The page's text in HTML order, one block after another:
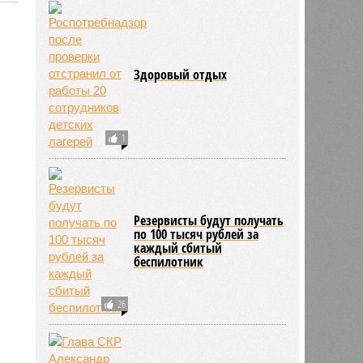
1
Здоровый отдых
26
Резервисты будут получать
по 100 тысяч рублей за
каждый сбитый
беспилотник